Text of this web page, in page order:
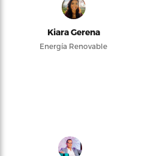
Kiara Gerena
Energía Renovable